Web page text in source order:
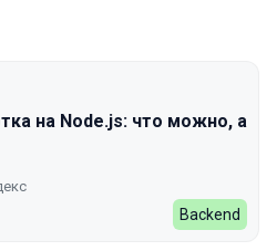
2024 Autumn
на Node.js: что можно, а
Backend